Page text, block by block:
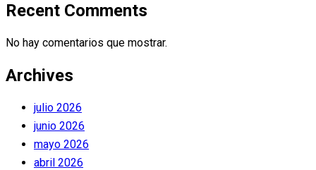
Recent Comments
No hay comentarios que mostrar.
Archives
julio 2026
junio 2026
mayo 2026
abril 2026